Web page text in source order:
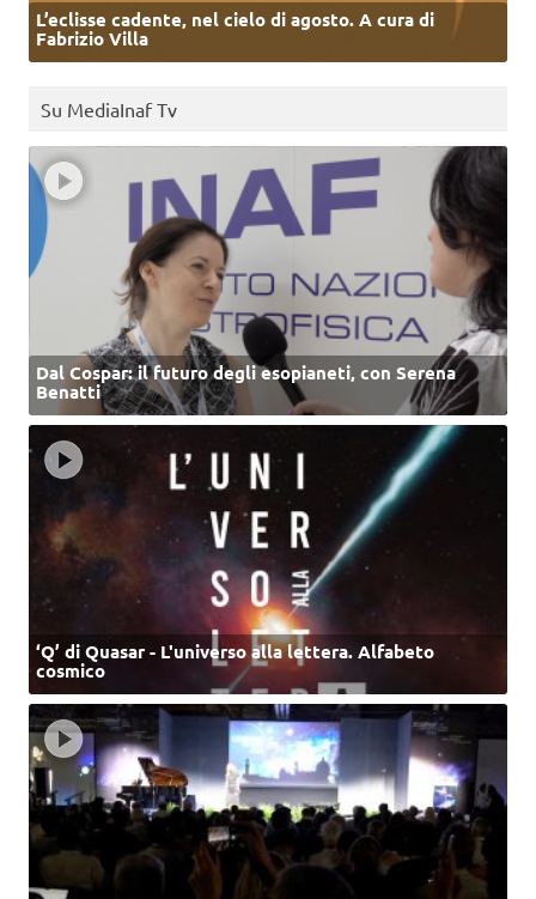
L’eclisse cadente, nel cielo di agosto. A cura di
Fabrizio Villa
Su MediaInaf Tv
Dal Cospar: il futuro degli esopianeti, con Serena
Benatti
‘Q’ di Quasar - L'universo alla lettera. Alfabeto
cosmico